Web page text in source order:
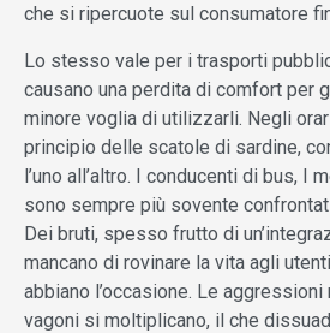
che si ripercuote sul consumatore
Lo stesso vale per i trasporti
causano una perdita di comfort per
minore voglia di utilizzarli. Negli
principio delle scatole di sardine,
l’uno all’altro. I conducenti di bus, I
sono sempre più sovente
Dei bruti, spesso frutto di
mancano di rovinare la vita agli
abbiano l’occasione. Le
vagoni si moltiplicano, il che